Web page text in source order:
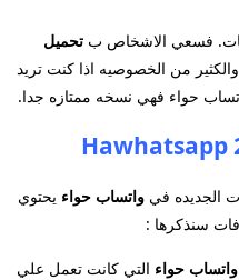
فسعي الاشخاص ب تحميل
والكثير من الخصوصيه اذا كنت تريد
حواء فهي نسخه ممتازه جدا.
الجديده في واتساب حواء يحتوي
سنذكرها :
حواء التي كانت تعمل علي